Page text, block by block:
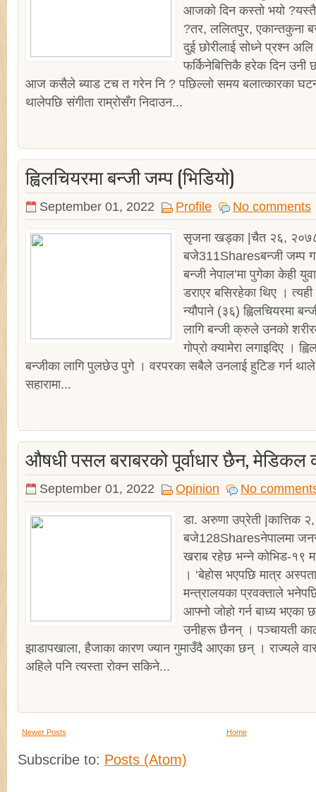
आजको दिन कस्तो भयो
?तर, ललितपुर, एकान्तकुना
दुई छोरीलाई सोध्ने प्रश्न
फर्किनेबित्तिकै हरेक दिन उनी
आज कसैले ब्याड टच त गरेन नि ? पछिल्लो समय बलात्कारका
थालेपछि संगीता राम्रोसँग निदाउन...
ह्विलचियरमा बन्जी जम्प (भिडियो)
September 01, 2022 Profile No comments
सृजना खड्का |चैत २६,
बजे311Sharesबन्जी जम्प
बन्जी नेपाल’मा पुगेका केही
डराएर बसिरहेका थिए ।
न्यौपाने (३६) ह्विलचियरमा
लागि बन्जी क्रुले उनको
गोप्रो क्यामेरा लगाइदिए ।
बन्जीका लागि पुलछेउ पुगे । वरपरका सबैले उनलाई हुटिङ गर्न थाले
सहारामा...
औषधी पसल बराबरको पूर्वाधार छैन,
September 01, 2022 Opinion No
डा. अरुणा उप्रेती |कात्तिक
बजे128Sharesनेपालमा
खराब रहेछ भन्ने कोभिड-१९
। ‘बेहोस भएपछि मात्र
मन्त्रालयका प्रवक्ताले
आफ्नो जोहो गर्न बाध्य भएका
उनीहरू छैनन् । पञ्चायती
झाडापखाला, हैजाका कारण ज्यान गुमाउँदै आएका छन् । राज्यले
अहिले पनि त्यस्ता रोक्न सकिने...
Newer Posts Home
Subscribe to: Posts (Atom)